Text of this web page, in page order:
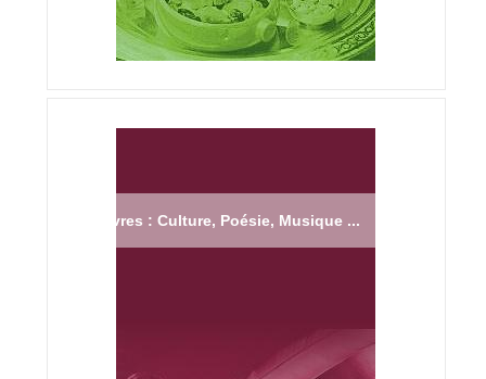
Livres : Culture, Poésie, Musique ...